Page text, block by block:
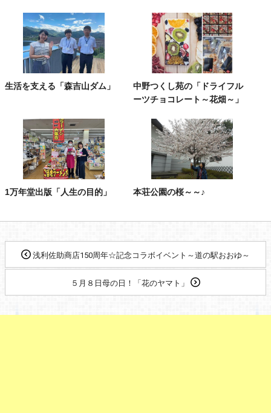
生活を支える「森吉山ダム」
中野つくし苑の「ドライフル
ーツチョコレート～花畑～」
1万年堂出版「人生の目的」 本荘公園の桜～～♪
浅利佐助商店150周年☆記念コラボイベント～道の駅おおゆ～
５月８日母の日！「花のヤマト」